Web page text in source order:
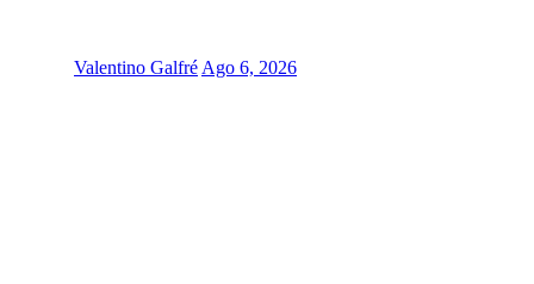
Valentino Galfré Ago 6, 2026